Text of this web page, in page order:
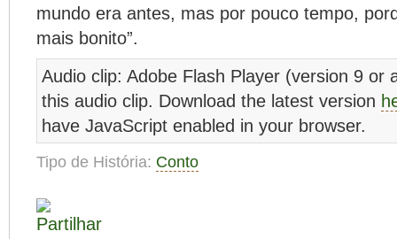
mundo era antes, mas por pouco tempo,
mais bonito”.
Audio clip: Adobe Flash Player (version 9 or
this audio clip. Download the latest version
have JavaScript enabled in your browser.
Tipo de História: Conto